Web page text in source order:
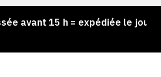
avant 15 h = expédiée le jour